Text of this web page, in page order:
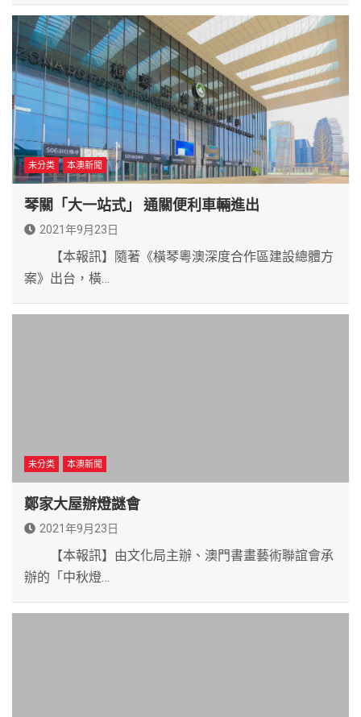
未分类 本澳新聞
琴關「大一站式」 通關便利車輛進出
2021年9月23日
【本報訊】隨著《橫琴粵澳深度合作區建設總體方
案》出台，橫…
未分类 本澳新聞
鄭家大屋辦燈謎會
2021年9月23日
【本報訊】由文化局主辦、澳門書畫藝術聯誼會承
辦的「中秋燈…